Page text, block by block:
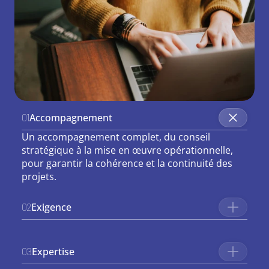
01Accompagnement
Un accompagnement complet, du conseil
stratégique à la mise en œuvre opérationnelle,
pour garantir la cohérence et la continuité des
projets.
02Exigence
03Expertise